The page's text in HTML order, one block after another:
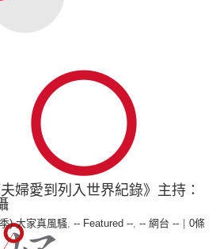
婦愛到列入世界紀錄》主持：
) 大家真風騷, -- Featured --, -- 網台 --
0條